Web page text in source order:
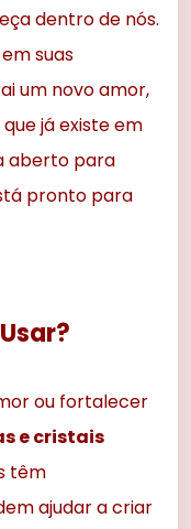
dentro de nós.
suas
um novo amor,
já existe em
aberto para
pronto para
ou fortalecer
e cristais
têm
ajudar a criar